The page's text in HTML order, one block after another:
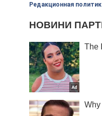
Редакционная